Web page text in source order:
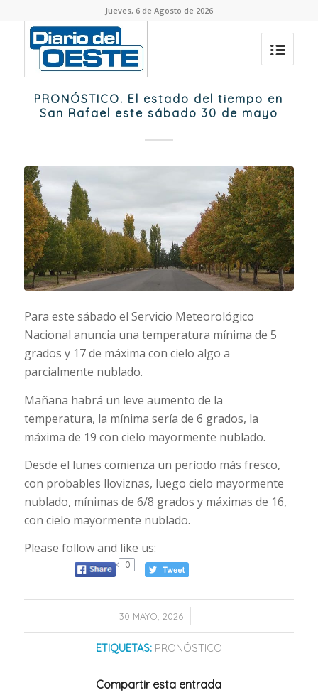
Jueves, 6 de Agosto de 2026
PRONÓSTICO. El estado del tiempo en
San Rafael este sábado 30 de mayo
Para este sábado el Servicio Meteorológico
Nacional anuncia una temperatura mínima de 5
grados y 17 de máxima con cielo algo a
parcialmente nublado.
Mañana habrá un leve aumento de la
temperatura, la mínima sería de 6 grados, la
máxima de 19 con cielo mayormente nublado.
Desde el lunes comienza un período más fresco,
con probables lloviznas, luego cielo mayormente
nublado, mínimas de 6/8 grados y máximas de 16,
con cielo mayormente nublado.
Please follow and like us:
0
30 MAYO, 2026
/
ETIQUETAS: PRONÓSTICO
Compartir esta entrada